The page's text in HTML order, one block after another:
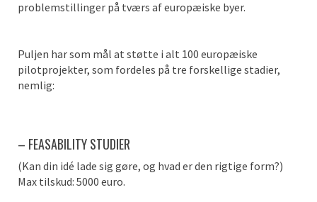
problemstillinger på tværs af europæiske byer.
Puljen har som mål at støtte i alt 100 europæiske
pilotprojekter, som fordeles på tre forskellige stadier,
nemlig:
– FEASABILITY STUDIER
(Kan din idé lade sig gøre, og hvad er den rigtige form?)
Max tilskud: 5000 euro.